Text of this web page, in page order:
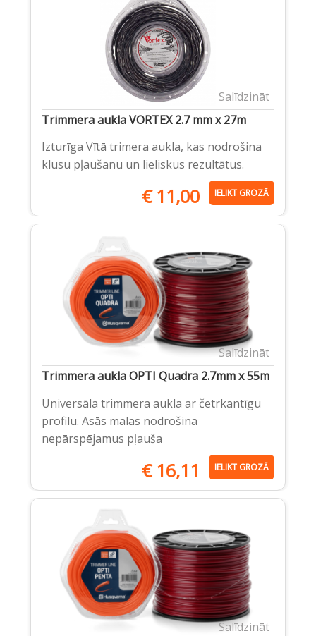
Salīdzināt
Trimmera aukla VORTEX 2.7 mm x 27m
Izturīga Vītā trimera aukla, kas nodrošina
klusu pļaušanu un lieliskus rezultātus.
€11,00 IELIKT GROZĀ
Salīdzināt
Trimmera aukla OPTI Quadra 2.7mm x 55m
Universāla trimmera aukla ar četrkantīgu
profilu. Asās malas nodrošina
nepārspējamus pļauša
€16,11 IELIKT GROZĀ
Salīdzināt